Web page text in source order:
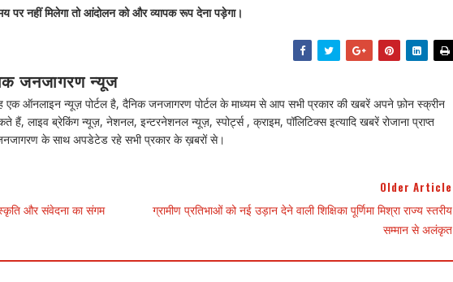
पर नहीं मिलेगा तो आंदोलन को और व्यापक रूप देना पड़ेगा।
जनजागरण न्यूज
ऑनलाइन न्यूज़ पोर्टल है, दैनिक जनजागरण पोर्टल के माध्यम से आप सभी प्रकार की खबरें अपने फ़ोन स्क्रीन
हैं, लाइव ब्रेकिंग न्यूज़, नेशनल, इन्टरनेशनल न्यूज़, स्पोर्ट्स , क्राइम, पॉलिटिक्स इत्यादि खबरें रोजाना प्राप्त
के साथ अपडेटेड रहे सभी प्रकार के ख़बरों से।
और संवेदना का संगम
Older Article
ग्रामीण प्रतिभाओं को नई उड़ान देने वाली शिक्षिका पूर्णिमा मिश्रा राज्य स्तरीय
सम्मान से अलंकृत